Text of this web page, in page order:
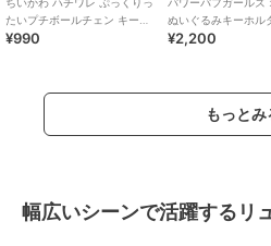
たいプチボールチェン キーホ
ルダー
¥990
ぬいぐるみキーホル
¥2,200
もっとみ
幅広いシーンで活躍するリ